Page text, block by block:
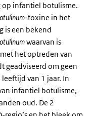
op infantiel botulisme.
-toxine in het
is een bekend
waarvan is
het optreden van
geadviseerd om geen
van 1 jaar. In
infantiel botulisme,
oud. De 2